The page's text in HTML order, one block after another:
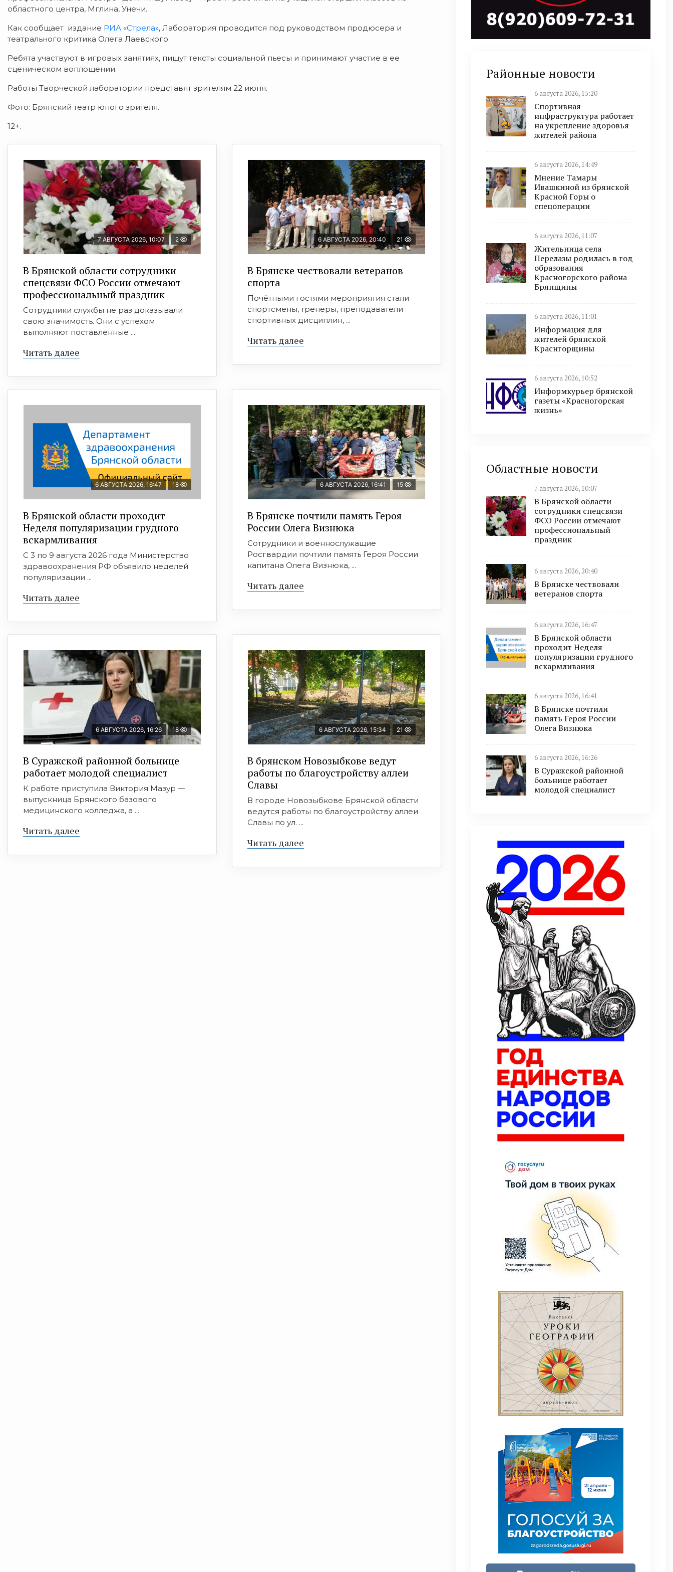
областного центра, Мглина, Унечи.
Как сообщает издание РИА «Стрела», Лаборатория проводится под руководством продюсера и
театрального критика Олега Лаевского.
Ребята участвуют в игровых занятиях, пишут тексты социальной пьесы и принимают участие в ее
сценическом воплощении.
Работы Творческой лаборатории представят зрителям 22 июня.
Фото: Брянский театр юного зрителя.
12+.
7 АВГУСТА 2026, 10:07 2
В Брянской области сотрудники
спецсвязи ФСО России отмечают
профессиональный праздник
Сотрудники службы не раз доказывали
свою значимость. Они с успехом
выполняют поставленные ...
Читать далее
6 АВГУСТА 2026, 20:40 21
В Брянске чествовали ветеранов
спорта
Почётными гостями мероприятия стали
спортсмены, тренеры, преподаватели
спортивных дисциплин, ...
Читать далее
6 АВГУСТА 2026, 16:47 18
В Брянской области проходит
Неделя популяризации грудного
вскармливания
С 3 по 9 августа 2026 года Министерство
здравоохранения РФ объявило неделей
популяризации ...
Читать далее
6 АВГУСТА 2026, 16:41 15
В Брянске почтили память Героя
России Олега Визнюка
Сотрудники и военнослужащие
Росгвардии почтили память Героя России
капитана Олега Визнюка, ...
Читать далее
6 АВГУСТА 2026, 16:26 18
В Суражской районной больнице
работает молодой специалист
К работе приступила Виктория Мазур —
выпускница Брянского базового
медицинского колледжа, а ...
Читать далее
6 АВГУСТА 2026, 15:34 21
В брянском Новозыбкове ведут
работы по благоустройству аллеи
Славы
В городе Новозыбкове Брянской области
ведутся работы по благоустройству аллеи
Славы по ул. ...
Читать далее
Районные новости
6 августа 2026, 15:20
Спортивная
инфраструктура работает
на укрепление здоровья
жителей района
6 августа 2026, 14:49
Мнение Тамары
Ивашкиной из брянской
Красной Горы о
спецоперации
6 августа 2026, 11:07
Жительница села
Перелазы родилась в год
образования
Красногорского района
Брянщины
6 августа 2026, 11:01
Информация для
жителей брянской
Краснгорщины
6 августа 2026, 10:52
Информкурьер брянской
газеты «Красногорская
жизнь»
Областные новости
7 августа 2026, 10:07
В Брянской области
сотрудники спецсвязи
ФСО России отмечают
профессиональный
праздник
6 августа 2026, 20:40
В Брянске чествовали
ветеранов спорта
6 августа 2026, 16:47
В Брянской области
проходит Неделя
популяризации грудного
вскармливания
6 августа 2026, 16:41
В Брянске почтили
память Героя России
Олега Визнюка
6 августа 2026, 16:26
В Суражской районной
больнице работает
молодой специалист